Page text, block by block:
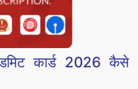
कार्ड 2026 कैसे